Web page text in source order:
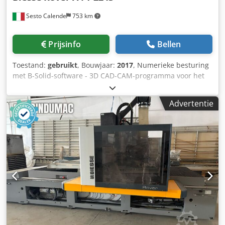
Sesto Calende 753 km
Prijsinfo Bellen
Toestand: gebruikt, Bouwjaar: 2017, Numerieke besturing
met B-Solid-software - 3D CAD-CAM-programma voor het
ontwerpen, simuleren en beheren van processen
Bewerkingscentra en boormachines van Biesse BNest
Software - softwaremodule voor verwerking in nestmodus
waarmee u projecten kunt aanmaken bevat de lijst van
artikelen met de te produceren hoeveelheden en de lijst
van te gebruiken panelen met als doel materiaalverbruik
en verwerkingstijden te minimaliseren Werkbereik in X-as
mm 4300 Werkbereik in Y-as mm 2200 N° 2 werkvelden
Nestwerkplan Automatisch laadsysteem met heftafel aan
de zijkant Paneelontgrendelingssysteem met 2 zuignappen
Nr. 1 verticale 3-assige elektrospindel, Kw 13.2, met
automatische gereedschapswissel, type Hsk conus
Automatisch gereedschapswisselsysteem met 16 posities -
Advertentie